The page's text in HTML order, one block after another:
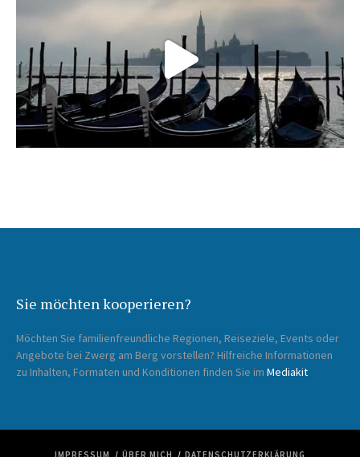
Sie möchten kooperieren?
Möchten Sie familienfreundliche Regionen, Reiseziele, Events oder
Angebote bei Zwerg am Berg vorstellen? Hilfreiche Informationen
zu Inhalten, Formaten und Konditionen finden Sie im Mediakit
IMPRESSUM ÜBER MICH DATENSCHUTZERKLÄRUNG